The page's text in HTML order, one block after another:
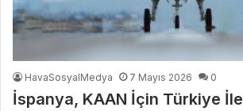
HavaSosyalMedya 7 Mayıs 2026 0
İspanya, KAAN İçin Türkiye İle